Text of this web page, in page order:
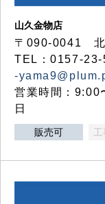
山久金物店
〒090-0041 北
TEL：0157-
-
営業時間：9:00
日
販売可